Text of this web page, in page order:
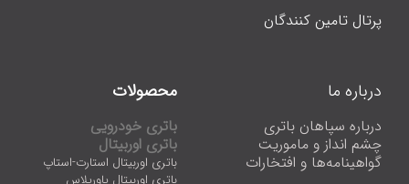
پرتال تامین کنندگان
درباره ما
درباره سپاهان باتری
چشم انداز و ماموریت
گواهینامه‌ها و افتخارات
محصولات
باتری خودرویی
باتری اوربیتال
باتری اوربیتال استارت-استاپ
باتری اوربیتال پاورپلاس